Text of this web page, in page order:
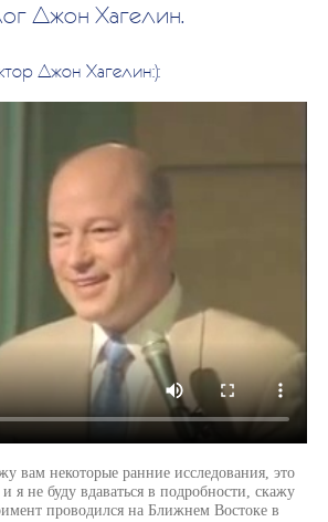
Джон Хагелин.
Джон Хагелин:):
вам некоторые ранние исследования, это
я не буду вдаваться в подробности, скажу
проводился на Ближнем Востоке в